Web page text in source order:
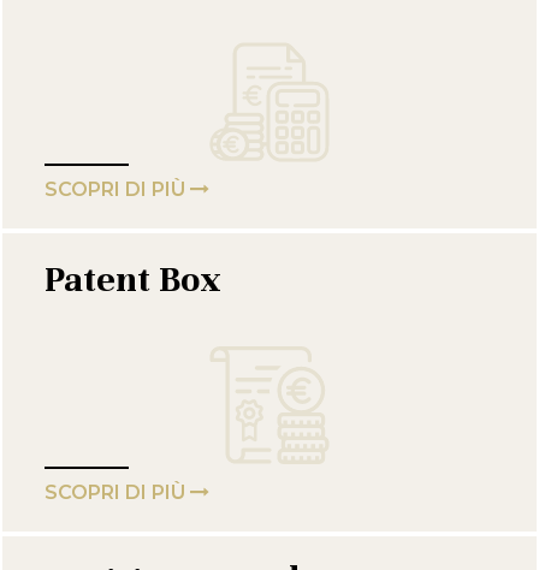
SCOPRI DI PIÙ
Patent Box
SCOPRI DI PIÙ